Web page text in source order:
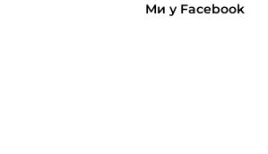
Ми у Facebook